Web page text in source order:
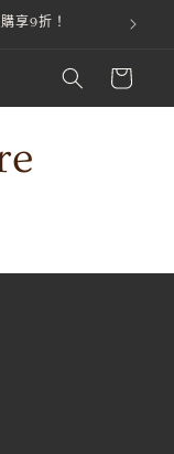
享9折！ 本站金
物
車